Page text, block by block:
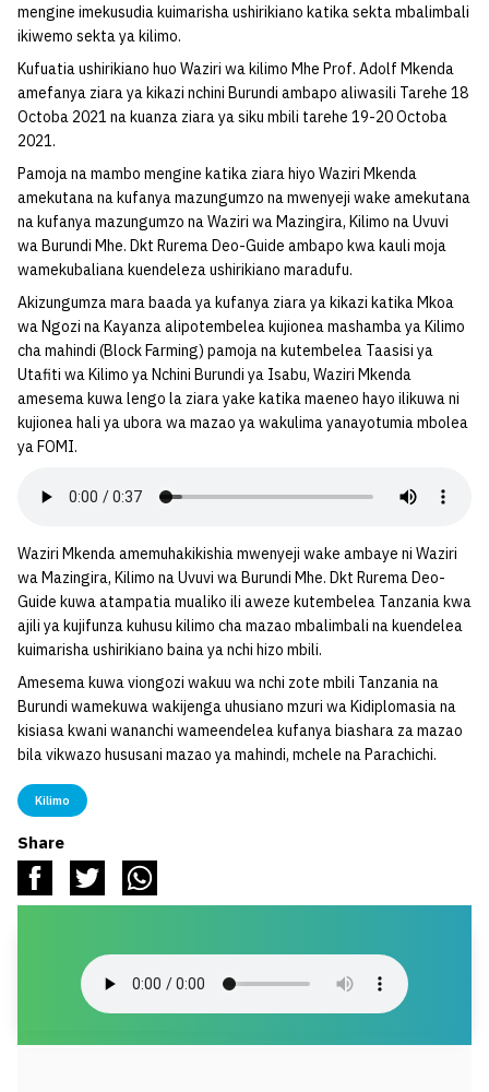
mengine imekusudia kuimarisha ushirikiano katika sekta mbalimbali
ikiwemo sekta ya kilimo.
Kufuatia ushirikiano huo Waziri wa kilimo Mhe Prof. Adolf Mkenda
amefanya ziara ya kikazi nchini Burundi ambapo aliwasili Tarehe 18
Octoba 2021 na kuanza ziara ya siku mbili tarehe 19-20 Octoba
2021.
Pamoja na mambo mengine katika ziara hiyo Waziri Mkenda
amekutana na kufanya mazungumzo na mwenyeji wake amekutana
na kufanya mazungumzo na Waziri wa Mazingira, Kilimo na Uvuvi
wa Burundi Mhe. Dkt Rurema Deo-Guide ambapo kwa kauli moja
wamekubaliana kuendeleza ushirikiano maradufu.
Akizungumza mara baada ya kufanya ziara ya kikazi katika Mkoa
wa Ngozi na Kayanza alipotembelea kujionea mashamba ya Kilimo
cha mahindi (Block Farming) pamoja na kutembelea Taasisi ya
Utafiti wa Kilimo ya Nchini Burundi ya Isabu, Waziri Mkenda
amesema kuwa lengo la ziara yake katika maeneo hayo ilikuwa ni
kujionea hali ya ubora wa mazao ya wakulima yanayotumia mbolea
ya FOMI.
Waziri Mkenda amemuhakikishia mwenyeji wake ambaye ni Waziri
wa Mazingira, Kilimo na Uvuvi wa Burundi Mhe. Dkt Rurema Deo-
Guide kuwa atampatia mualiko ili aweze kutembelea Tanzania kwa
ajili ya kujifunza kuhusu kilimo cha mazao mbalimbali na kuendelea
kuimarisha ushirikiano baina ya nchi hizo mbili.
Amesema kuwa viongozi wakuu wa nchi zote mbili Tanzania na
Burundi wamekuwa wakijenga uhusiano mzuri wa Kidiplomasia na
kisiasa kwani wananchi wameendelea kufanya biashara za mazao
bila vikwazo hususani mazao ya mahindi, mchele na Parachichi.
Kilimo
Share